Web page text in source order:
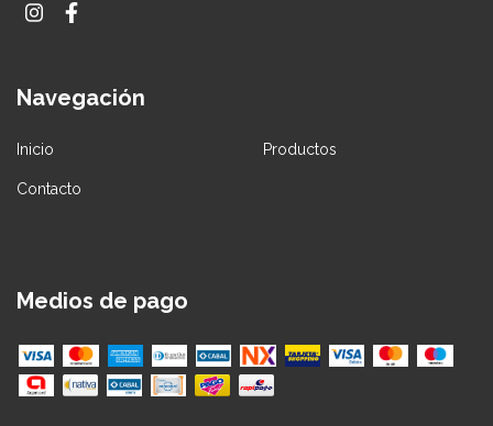
Navegación
Inicio Productos
Contacto
Medios de pago